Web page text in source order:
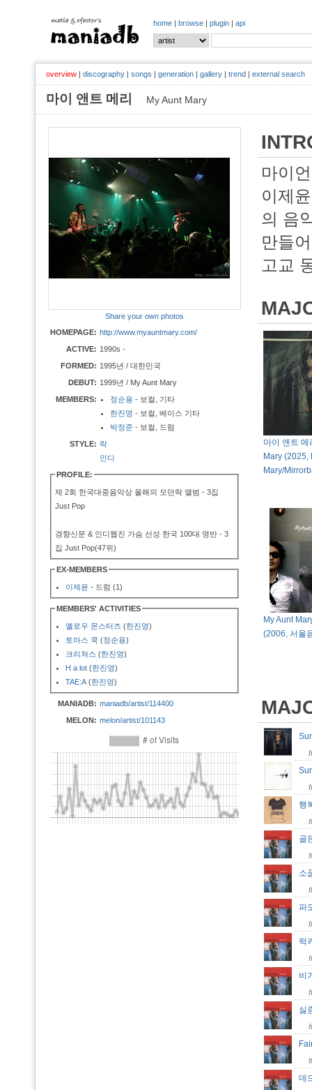
home | browse | plugin | api
overview | discography | songs | generation | gallery | trend | external search
마이 앤트 메리 My Aunt Mary
Share your own photos
HOMEPAGE: http://www.myauntmary.com/
ACTIVE: 1990s -
FORMED: 1995년 / 대한민국
DEBUT: 1999년 / My Aunt Mary
MEMBERS:
정순용 - 보컬, 기타
한진영 - 보컬, 베이스 기타
박정준 - 보컬, 드럼
STYLE: 락
인디
PROFILE:
제 2회 한국대중음악상 올해의 모던락 앨범 - 3집
Just Pop
경향신문 & 인디웹진 가슴 선성 한국 100대 명반 - 3
집 Just Pop(47위)
EX-MEMBERS
이제윤 - 드럼 (1)
MEMBERS' ACTIVITIES
옐로우 몬스터즈 (한진영)
토마스 쿡 (정순용)
크리쳐스 (한진영)
H a lot (한진영)
TAE:A (한진영)
MANIADB: maniadb/artist/114400
MELON: melon/artist/101143
마이
이제
의 음
만들
고교
마이 앤트 메
Mary (2025,
Mary/
My Aunt
(2006, 서울
행
골
소
파
럭
비
데